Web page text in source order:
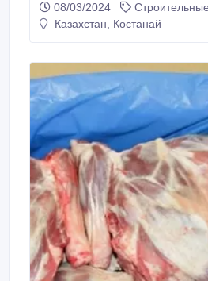
Все виды ремонтно-отделочных
гипсокартона, Выравнивание стен и потолков,
Алинексом, Кладка кирпича, газоблока, Вагонка,
Стяжка, Деревянные Полы, выложу КАФЕЛЬ,
Установка сантехники.
08/03/2024
Казахстан, Костанай